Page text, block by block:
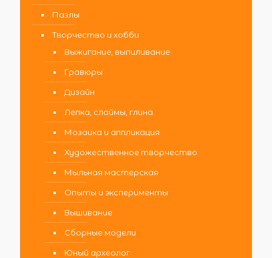
Пазлы
Творчество и хобби
Выжигание, выпиливание
Гравюры
Дизайн
Лепка, слаймы, глина
Мозаика и аппликация
Художественное творчество
Мыльная мастерская
Опыты и эксперименты
Вышивание
Сборные модели
Юный археолог